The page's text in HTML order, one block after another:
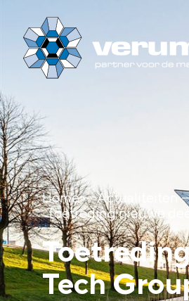
Home --- Actualiteiten
Toetreding nieuwe
Tech